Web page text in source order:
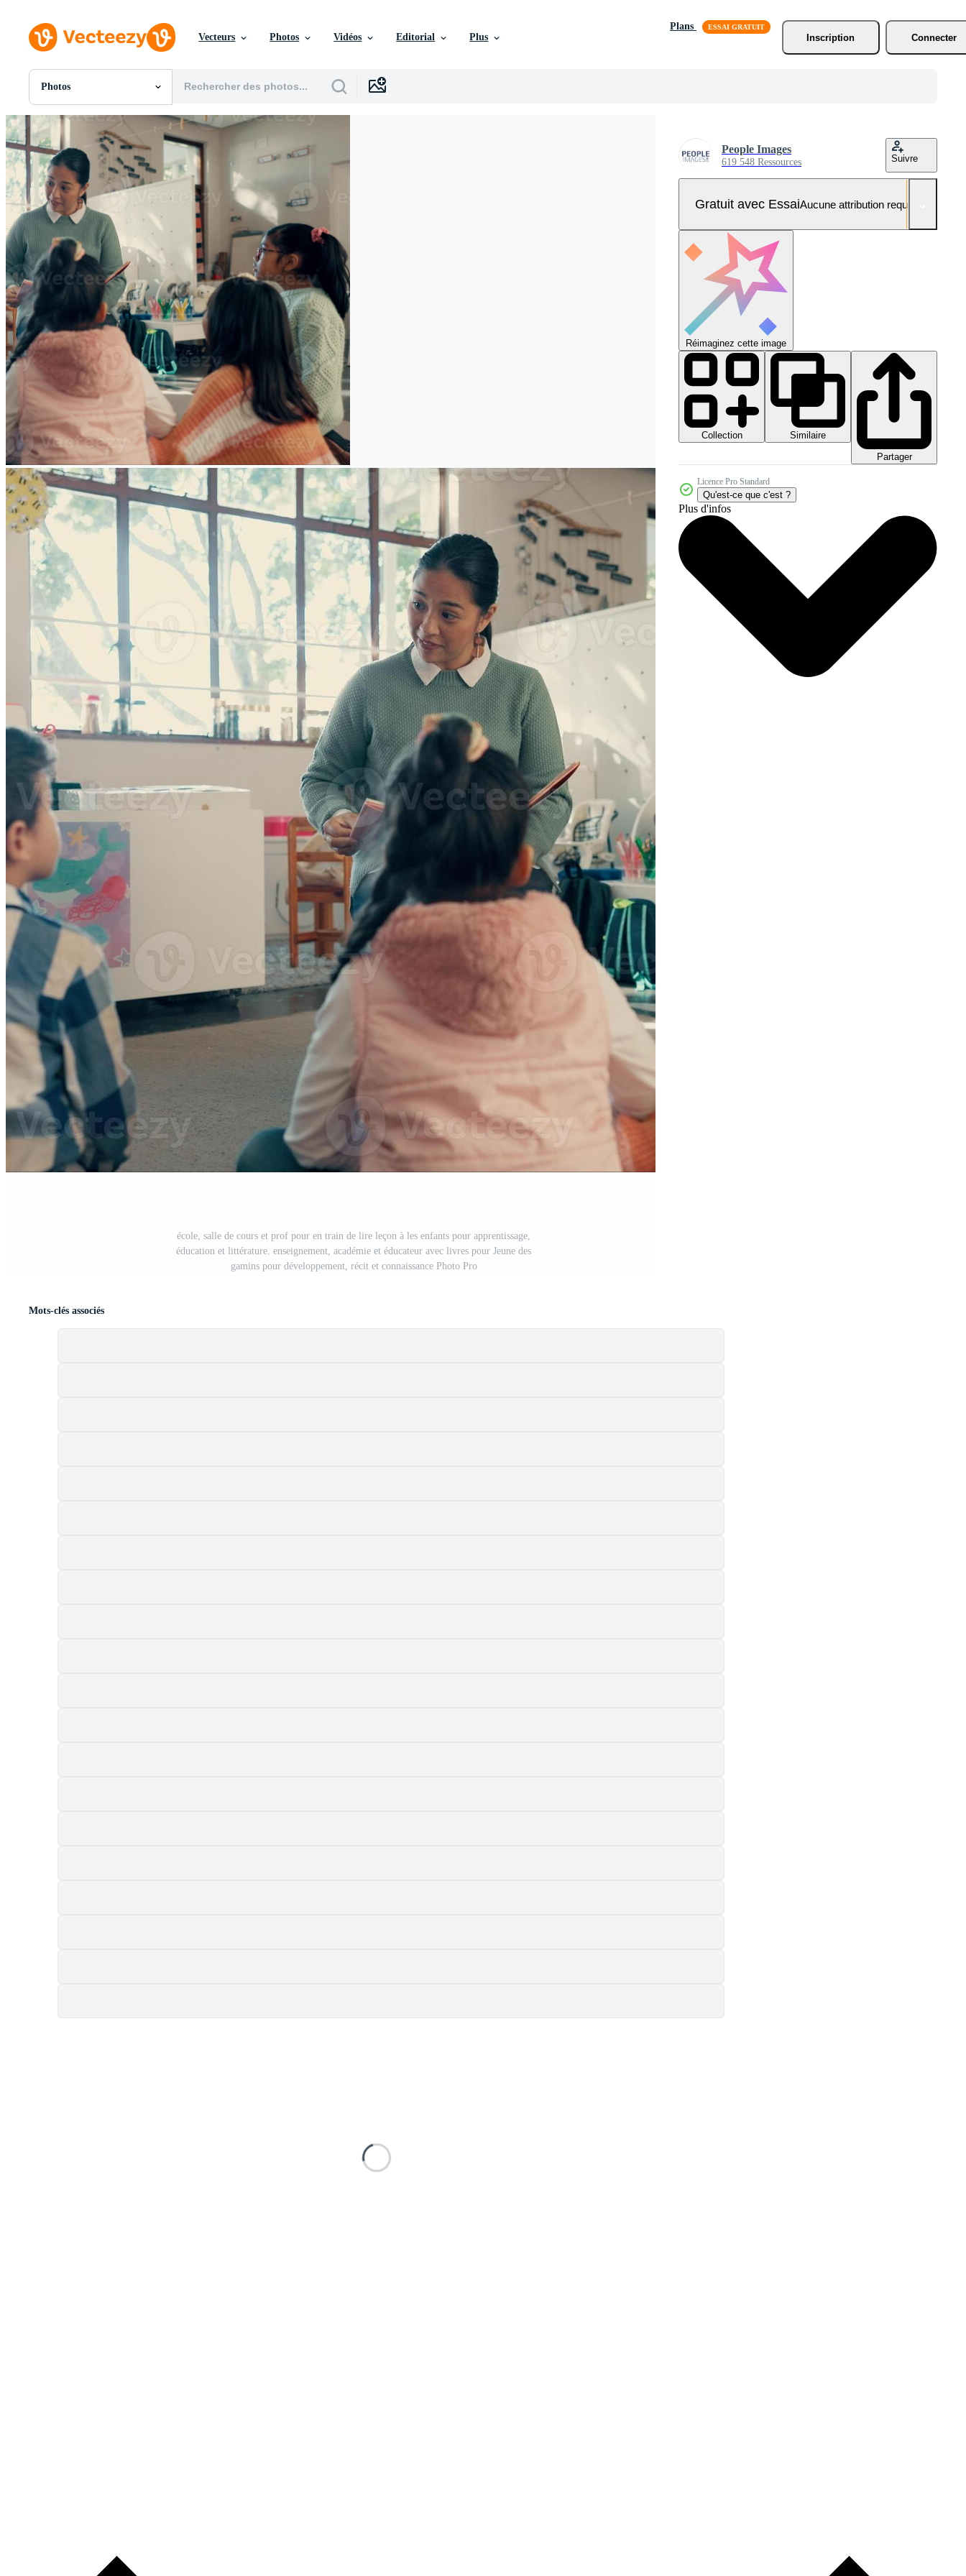
Vecteurs Photos Vidéos Editorial Plus
Plans
Inscription
Connecter
Photos
Toutes Images
Photos
PNGs
PSDs
SVGs
Modèles
Vecteurs
Vidéos
Motion graphics
Images Éditoriales
Événements Éditoriaux
école, salle de cours et prof pour en train de lire leçon à les enfants pour apprentissage,
éducation et littérature. enseignement, académie et éducateur avec livres pour Jeune des
gamins pour développement, récit et connaissance Photo Pro
People Images
619 548 Ressources Suivre
Gratuit avec EssaiAucune attribution requise
Réimaginez cette image
Collection
Similaire
Partager
Licence Pro Standard
Qu'est-ce que c'est ?
Plus d'infos
Mots-clés associés